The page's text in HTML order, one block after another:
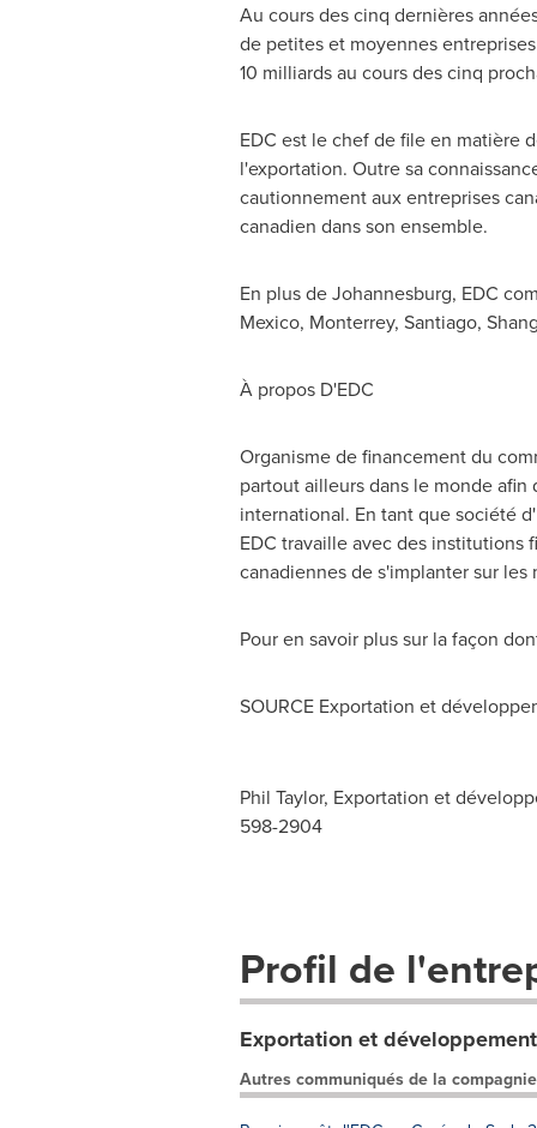
Au cours des cinq dernières
de petites et moyennes
10 milliards au cours des cinq
EDC est le chef de file en matière
l'exportation. Outre sa
cautionnement aux entreprises
canadien dans son ensemble.
En plus deJohannesburg, EDC
Mexico, Monterrey, Santiago,
À propos D'EDC
Organisme de financement du
partout ailleurs dans le monde
international. En tant que société
EDC travaille avec des institutions
canadiennes de s'implanter sur
Pour en savoir plus sur la façon
SOURCE Exportation et
Phil Taylor, Exportation et
598-2904
Profil de
Exportation et
Autres communiqués de la compagnie